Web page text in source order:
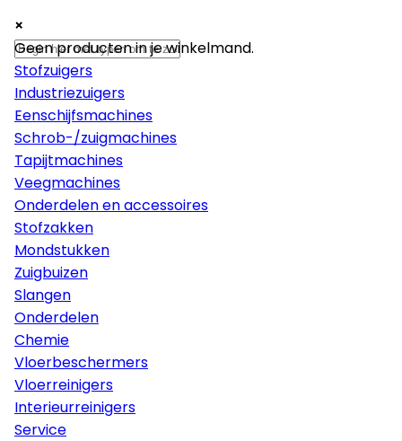
×
Machines
Stofzuigers
Industriezuigers
Eenschijfsmachines
Schrob-/zuigmachines
Tapijtmachines
Veegmachines
Onderdelen en accessoires
Stofzakken
Mondstukken
Zuigbuizen
Slangen
Onderdelen
Chemie
Vloerbeschermers
Vloerreinigers
Interieurreinigers
Service
×
×
Geen producten in je winkelmand.